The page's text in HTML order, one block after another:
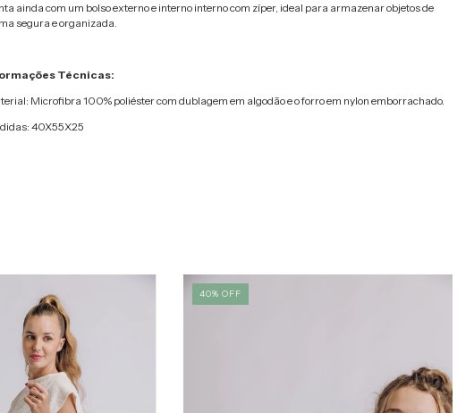
ainda com um bolso externo e interno interno com zíper, ideal para armazenar objetos de
segura e organizada.
Técnicas:
Microfibra 100% poliéster com dublagem em algodão e o forro em nylon emborrachado.
40X55X25
40% OFF